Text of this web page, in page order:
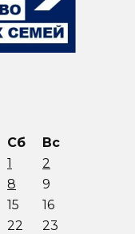
Сб
Вс
1
2
8
9
15
16
22
23